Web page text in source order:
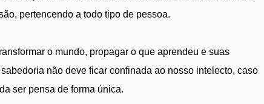
pertencendo a todo tipo de pessoa.
o mundo, propagar o que aprendeu e suas
não deve ficar confinada ao nosso intelecto, caso
ser pensa de forma única.